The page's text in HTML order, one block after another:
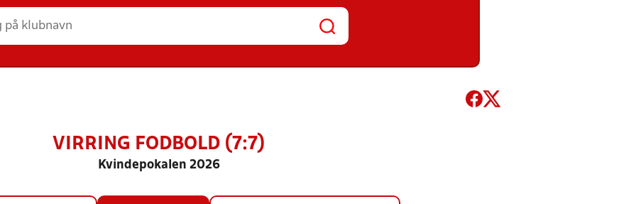
VIRRING FODBOLD (7:7)
Kvindepokalen 2026